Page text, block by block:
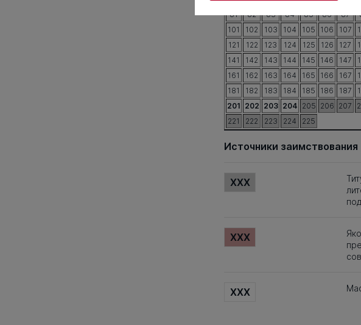
81
82 83 84 85 86 87
101
102 103 104 105 106 107
121
122 123 124 125 126 127
141
142 143 144 145 146 147
161
162 163 164 165 166 167
181
182 183 184 185 186 187
201 202 203 204 205 206 207
221
222 223 224 225
Источники заимствования
XXX
XXX
XXX